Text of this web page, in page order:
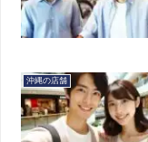
沖縄の店舗